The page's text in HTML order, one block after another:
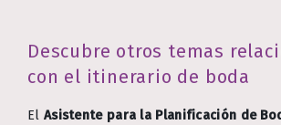
Descubre otros temas
con el itinerario de boda
El Asistente para la Planificación de